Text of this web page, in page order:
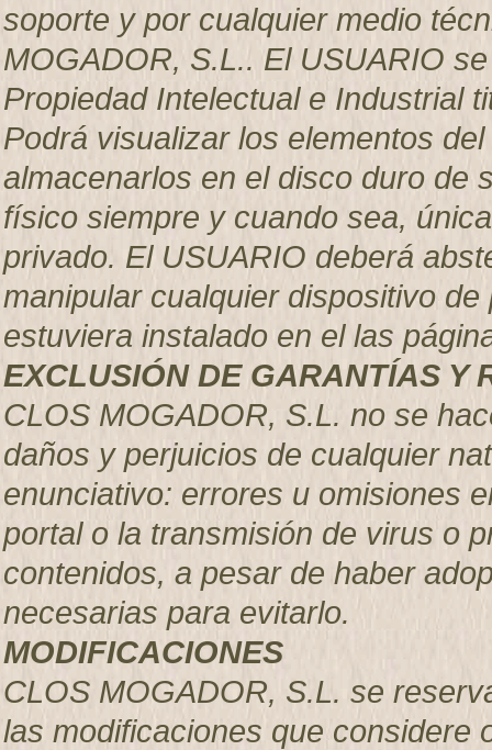
soporte y por cualquier medio
MOGADOR, S.L.. El USUARIO
Propiedad Intelectual e Industrial
Podrá visualizar los elementos
almacenarlos en el disco duro de
físico siempre y cuando sea,
privado. El USUARIO deberá
manipular cualquier dispositivo
estuviera instalado en el las
EXCLUSIÓN DE GARANTÍAS Y
CLOS MOGADOR, S.L. no se
daños y perjuicios de cualquier
enunciativo: errores u omisiones
portal o la transmisión de virus o
contenidos, a pesar de haber
necesarias para evitarlo.
MODIFICACIONES
CLOS MOGADOR, S.L. se
las modificaciones que considere